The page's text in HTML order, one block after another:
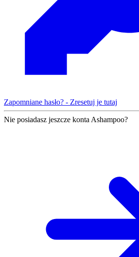
Zapomniane hasło? - Zresetuj je tutaj
Nie posiadasz jeszcze konta Ashampoo?